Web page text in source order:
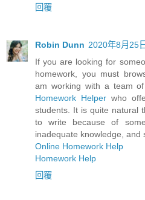
回覆
Robin Dunn 2020年8月25
If you are looking for
homework, you must
am working with a team
Homework Helper who
students. It is quite natural
to write because of
inadequate knowledge, and
Online Homework Help
Homework Help
回覆